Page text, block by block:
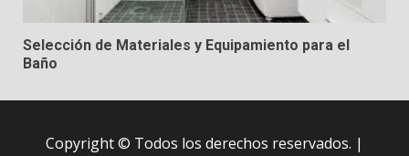
Selección de Materiales y Equipamiento para el
Baño
Copyright © Todos los derechos reservados. |